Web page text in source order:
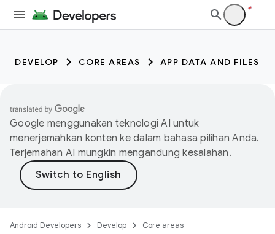
DEVELOP CORE AREAS APP DATA AND FILES
Google menggunakan teknologi AI untuk
menerjemahkan konten ke dalam bahasa pilihan Anda.
Terjemahan AI mungkin mengandung kesalahan.
Android Developers Develop
Core areas